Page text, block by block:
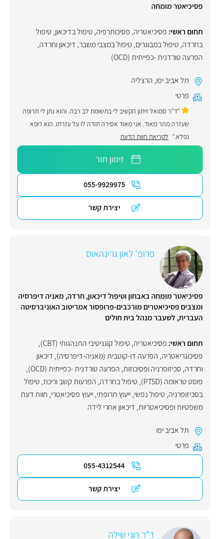
פסיכיאטר מומחה
תחום ראשי: פסיכיאטריה, פסיכותרפיה, טיפול בדיכאון, טיפול
בחרדה, טיפול במבוגרים, טיפול במצבי משבר, דיכאון וחרדה,
הפרעה טורדנית -כפייתית (OCD)
תל אביב יפו, הרצליה
פרטי
"ד"ר סמואל זיתון הקשיב לי בתשומת לב רבה. והוא נתן לי תרופה
שעזרה מהר מאוד. אני מאוד אסירה תודה לו על עזרתו. הוא רופא
נפלא." לקריאת חוות הדעת
זימון תור
055-9929975
יצירת קשר
פרופ' לאון גרינהאוס
פסיכיאטר מומחה באבחון וטיפול דיכאון, חרדה, מאניה דיפרסיה
ומצבים פסיכיאטרים מורכבים-פרופסור אמריטוב האוניברסיטה
העברית, לשעבר מנהל בית חולים
תחום ראשי: פסיכיאטריה, טיפול קוגניטיבי התנהגותי (CBT)
,
פסיכוגריאטריה, הפרעה דו-קוטבית (מאניה-דיפרסיה), דיכאון
וחרדה, סכיזופרניה ופסיכוזות, הפרעה טורדנית -כפייתית (OCD)
,
פוסט טראומה (PTSD)
, טיפול בחרדה, הפרעות קשב וריכוז, טיפול
בסכיזופרניה, טיפול נפשי,ייעוץ תרופתי,ייעוץ פסיכיאטרי, חוות דעת
משפטיות ופסיכיאטריות, דיכאון אחרי לידה
תל אביב יפו
פרטי
055-4312544
יצירת קשר
ד"ר רוני שילה